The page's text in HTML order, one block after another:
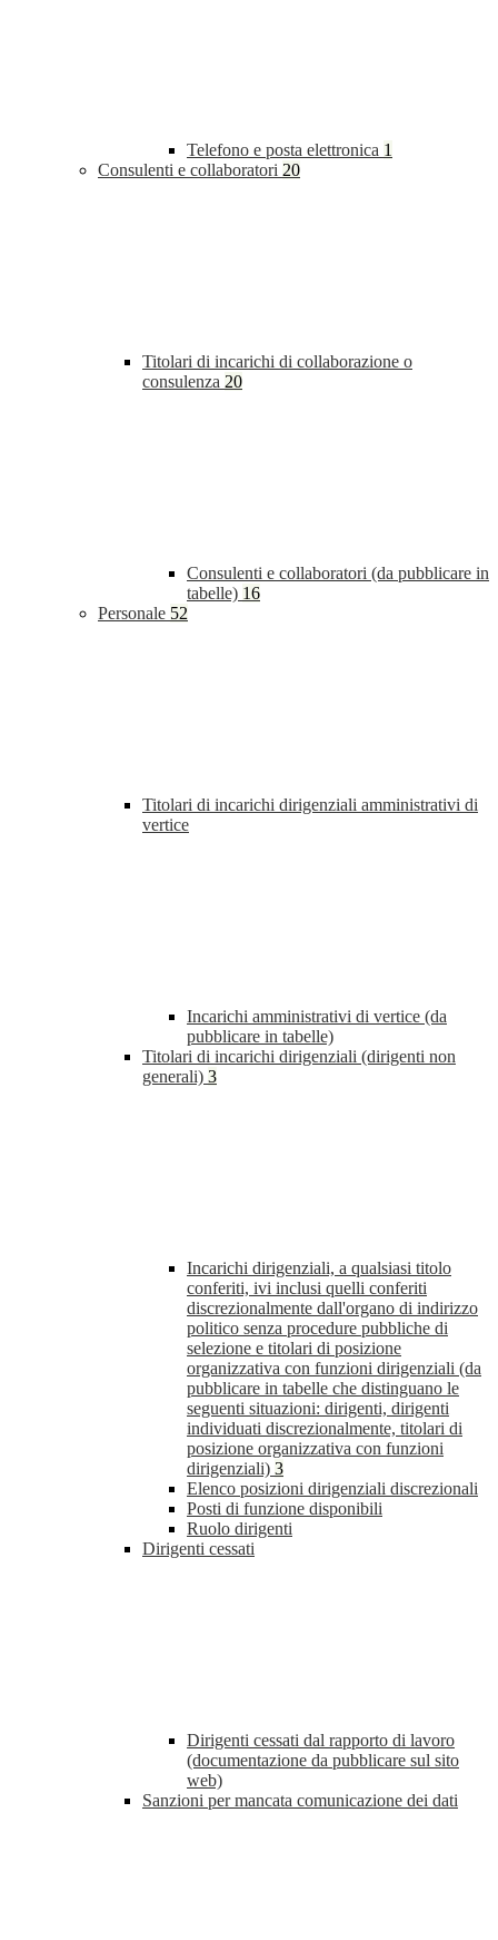
Telefono e posta elettronica 1
Consulenti e collaboratori 20
Titolari di incarichi di collaborazione o
consulenza 20
Consulenti e collaboratori (da pubblicare in
tabelle) 16
Personale 52
Titolari di incarichi dirigenziali amministrativi di
vertice
Incarichi amministrativi di vertice (da
pubblicare in tabelle)
Titolari di incarichi dirigenziali (dirigenti non
generali) 3
Incarichi dirigenziali, a qualsiasi titolo
conferiti, ivi inclusi quelli conferiti
discrezionalmente dall'organo di indirizzo
politico senza procedure pubbliche di
selezione e titolari di posizione
organizzativa con funzioni dirigenziali (da
pubblicare in tabelle che distinguano le
seguenti situazioni: dirigenti, dirigenti
individuati discrezionalmente, titolari di
posizione organizzativa con funzioni
dirigenziali) 3
Elenco posizioni dirigenziali discrezionali
Posti di funzione disponibili
Ruolo dirigenti
Dirigenti cessati
Dirigenti cessati dal rapporto di lavoro
(documentazione da pubblicare sul sito
web)
Sanzioni per mancata comunicazione dei dati